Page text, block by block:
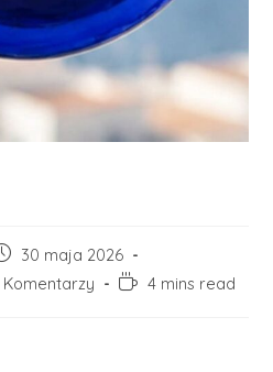
30 maja 2026
Komentarzy
Reading4 mins read